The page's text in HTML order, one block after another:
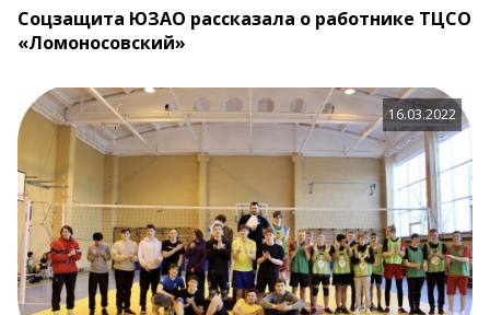
Соцзащита ЮЗАО рассказала о работнике ТЦСО
«Ломоносовский»
16.03.2022